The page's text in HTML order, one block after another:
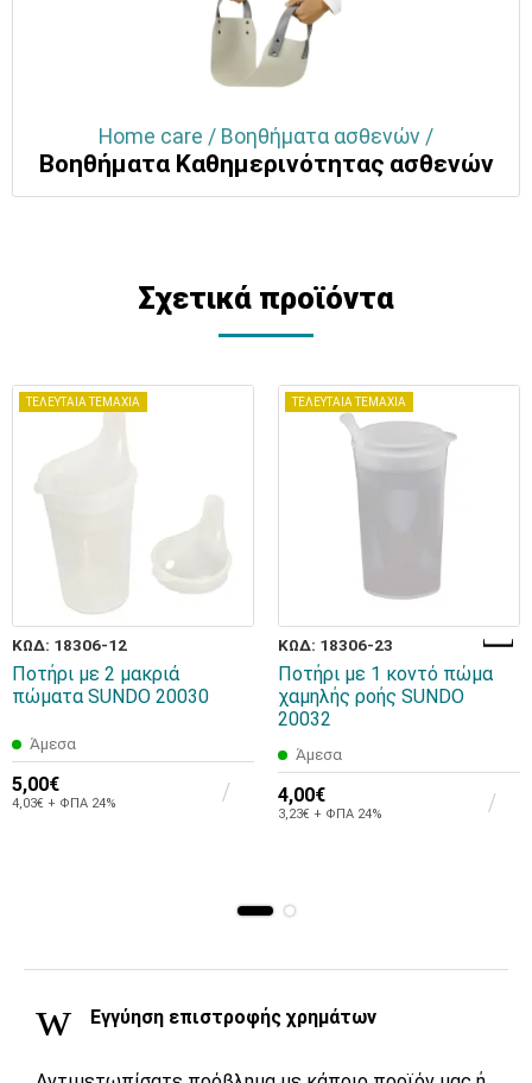
Home care / Βοηθήματα ασθενών /
Βοηθήματα Καθημερινότητας ασθενών
Σχετικά προϊόντα
ΤΕΛΕΥΤΑΙΑ ΤΕΜΑΧΙΑ
ΚΩΔ: 18306-12
Ποτήρι με 2 μακριά
πώματα SUNDO 20030
Άμεσα
5,00€
4,03€ + ΦΠΑ 24%
ΤΕΛΕΥΤΑΙΑ ΤΕΜΑΧΙΑ
ΚΩΔ: 18306-23
Ποτήρι με 1 κοντό πώμα
χαμηλής ροής SUNDO
20032
Άμεσα
4,00€
3,23€ + ΦΠΑ 24%
Εγγύηση επιστροφής χρημάτων